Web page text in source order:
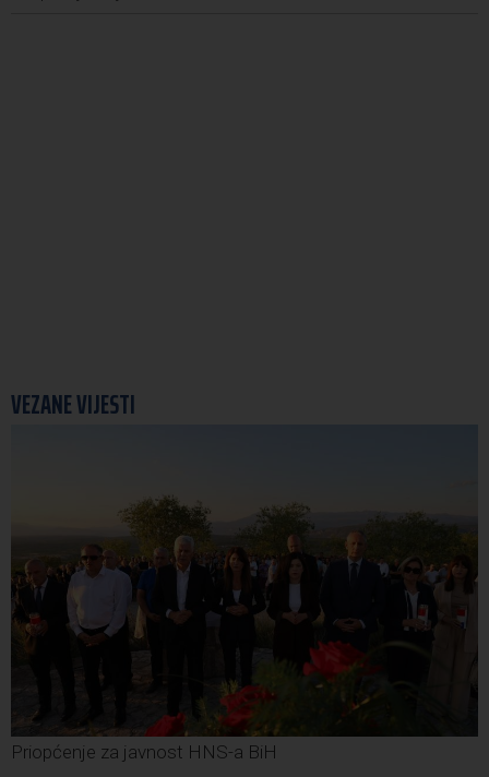
VEZANE VIJESTI
Priopćenje za javnost HNS-a BiH